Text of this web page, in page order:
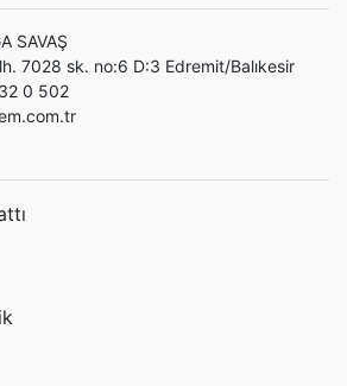
SAVAŞ
7028 sk. no:6 D:3 Edremit/Balıkesir
0 502